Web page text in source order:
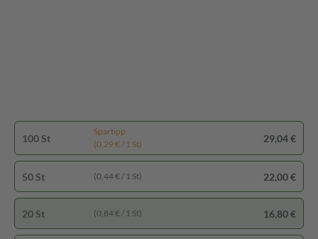
100 St
Spartipp
(0,29 € / 1 St)
29,04 €
50 St (0,44 € / 1 St) 22,00 €
20 St (0,84 € / 1 St) 16,80 €